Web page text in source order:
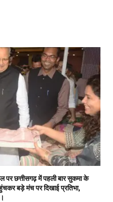
पर छत्तीसगढ़ में पहली बार सुकमा के
बड़े मंच पर दिखाई प्रतिभा,